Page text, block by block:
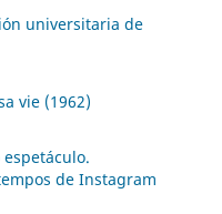
universitaria de
vie (1962)
de Instagram